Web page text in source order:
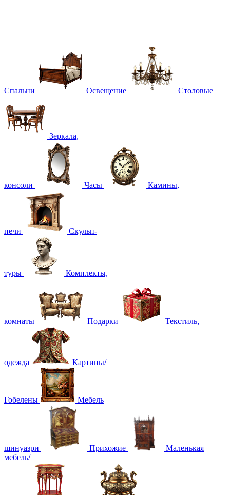
Спальни Освещение Столовые
Зеркала,
консоли Часы Камины,
печи Скульп-
туры Комплекты,
комнаты Подарки Текстиль,
одежда Картины/
Гобелены Мебель
шинуазри Прихожие
Маленькая
мебель/